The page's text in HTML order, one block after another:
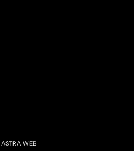
ASTRA WEB